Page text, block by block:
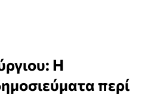
Η
περί